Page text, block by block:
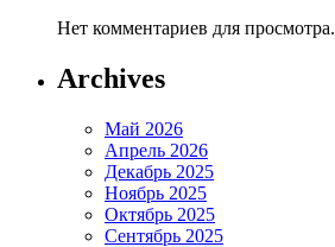
Нет комментариев для просмотра.
Archives
Май 2026
Апрель 2026
Декабрь 2025
Ноябрь 2025
Октябрь 2025
Сентябрь 2025